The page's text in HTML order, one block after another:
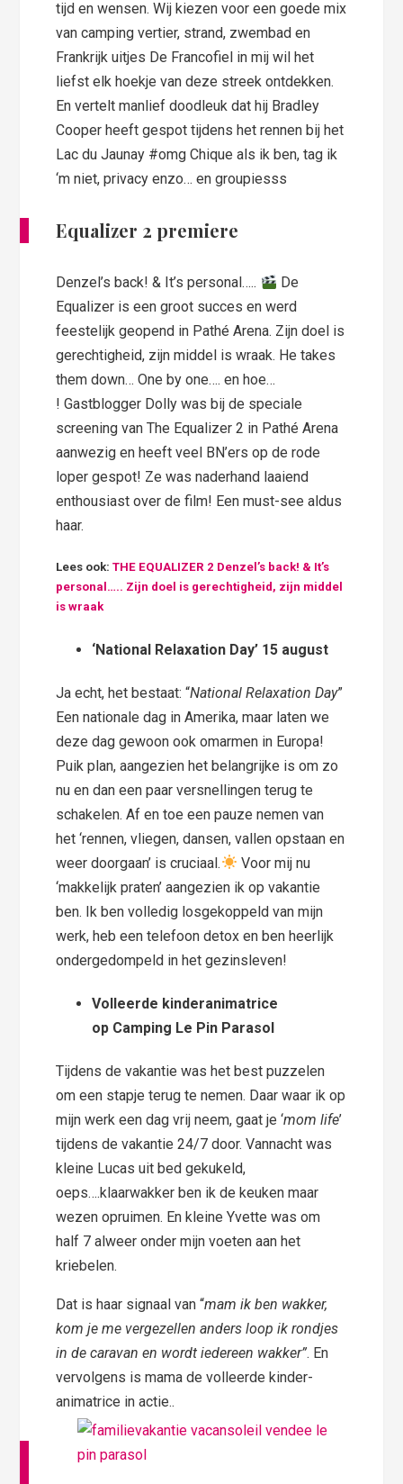
tijd en wensen. Wij kiezen voor een goede mix
van camping vertier, strand, zwembad en
Frankrijk uitjes De Francofiel in mij wil het
liefst elk hoekje van deze streek ontdekken.
En vertelt manlief doodleuk dat hij Bradley
Cooper heeft gespot tijdens het rennen bij het
Lac du Jaunay #omg Chique als ik ben, tag ik
‘m niet, privacy enzo… en groupiesss
Equalizer 2 premiere
Denzel’s back! & It’s personal…..
De
Equalizer is een groot succes en werd
feestelijk geopend in Pathé Arena. Zijn doel is
gerechtigheid, zijn middel is wraak. He takes
them down… One by one…. en hoe…
! Gastblogger Dolly was bij de speciale
screening van The Equalizer 2 in Pathé Arena
aanwezig en heeft veel BN’ers op de rode
loper gespot! Ze was naderhand laaiend
enthousiast over de film! Een must-see aldus
haar.
Lees ook:THE EQUALIZER 2 Denzel’s back! & It’s
personal….. Zijn doel is gerechtigheid, zijn middel
is wraak
‘National Relaxation Day’ 15 august
Ja echt, het bestaat: “National Relaxation Day”
Een nationale dag in Amerika, maar laten we
deze dag gewoon ook omarmen in Europa!
Puik plan, aangezien het belangrijke is om zo
nu en dan een paar versnellingen terug te
schakelen. Af en toe een pauze nemen van
het ‘rennen, vliegen, dansen, vallen opstaan en
weer doorgaan’ is cruciaal.
Voor mij nu
‘makkelijk praten’ aangezien ik op vakantie
ben. Ik ben volledig losgekoppeld van mijn
werk, heb een telefoon detox en ben heerlijk
ondergedompeld in het gezinsleven!
Volleerde kinderanimatrice
op Camping Le Pin Parasol
Tijdens de vakantie was het best puzzelen
om een stapje terug te nemen. Daar waar ik op
mijn werk een dag vrij neem, gaat je ‘mom life’
tijdens de vakantie 24/7 door. Vannacht was
kleine Lucas uit bed gekukeld,
oeps….klaarwakker ben ik de keuken maar
wezen opruimen. En kleine Yvette was om
half 7 alweer onder mijn voeten aan het
kriebelen.
Dat is haar signaal van “mam ik ben wakker,
kom je me vergezellen anders loop ik rondjes
in de caravan en wordt iedereen wakker”. En
vervolgens is mama de volleerde kinder-
animatrice in actie..